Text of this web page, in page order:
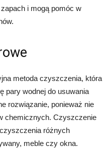
i mogą pomóc w
metoda czyszczenia, która
pary wodnej do usuwania
rozwiązanie, ponieważ nie
chemicznych. Czyszczenie
różnych
meble czy okna.